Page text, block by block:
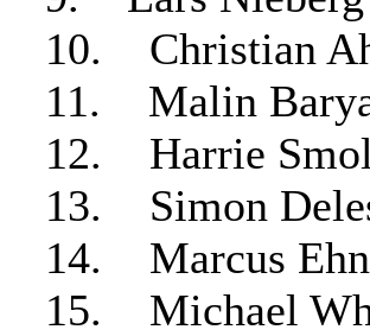
10.
11. Malin
12. Harrie
13. Simon
14. Marcus
15.